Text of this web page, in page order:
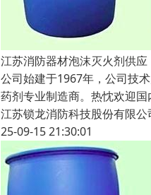
江苏消防器材泡沫灭火剂供
公司始建于1967年，公司技
药剂专业制造商。热忱欢迎
江苏锁龙消防科技股份有限公
25-09-15 21:30:01